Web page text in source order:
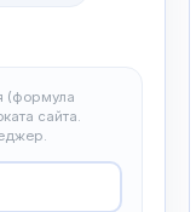
(формула
сайта.